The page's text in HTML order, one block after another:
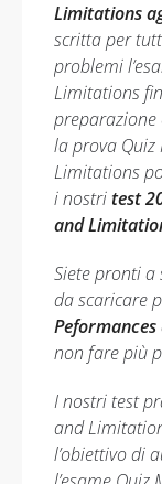
Limitations
scritta per
problemi
Limitations
preparazione
la prova Quiz
Limitations
i nostri test
and
Siete pronti
da scaricare
non fare più
I nostri test
and
l’obiettivo di